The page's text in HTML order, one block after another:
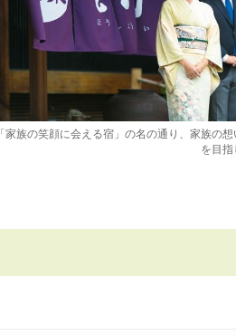
「家族の笑顔に会える宿」の名の通り、家族の
を目